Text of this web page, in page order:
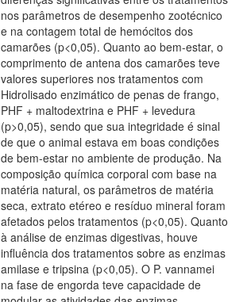
nos parâmetros de desempenho zootécnico
e na contagem total de hemócitos dos
camarões (p<0,05). Quanto ao bem-estar, o
comprimento de antena dos camarões teve
valores superiores nos tratamentos com
Hidrolisado enzimático de penas de frango,
PHF + maltodextrina e PHF + levedura
(p>0,05), sendo que sua integridade é sinal
de que o animal estava em boas condições
de bem-estar no ambiente de produção. Na
composição química corporal com base na
matéria natural, os parâmetros de matéria
seca, extrato etéreo e resíduo mineral foram
afetados pelos tratamentos (p<0,05). Quanto
à análise de enzimas digestivas, houve
influência dos tratamentos sobre as enzimas
amilase e tripsina (p<0,05). O P. vannamei
na fase de engorda teve capacidade de